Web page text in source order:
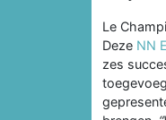
Le
Deze NN
zes